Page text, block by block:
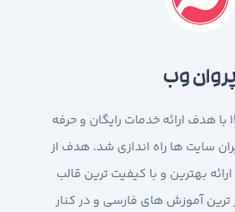
پروان وب
پروان وب در سال 1392 با هدف ارائه خدمات رایگان و حرفه
سایت ها راه اندازی شد. هدف از
بهترین و با کیفیت ترین قالب
ترین آموزش های فارسی و در کنار